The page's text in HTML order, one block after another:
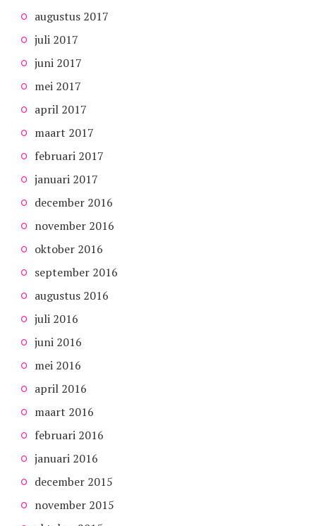
augustus 2017
juli 2017
juni 2017
mei 2017
april 2017
maart 2017
februari 2017
januari 2017
december 2016
november 2016
oktober 2016
september 2016
augustus 2016
juli 2016
juni 2016
mei 2016
april 2016
maart 2016
februari 2016
januari 2016
december 2015
november 2015